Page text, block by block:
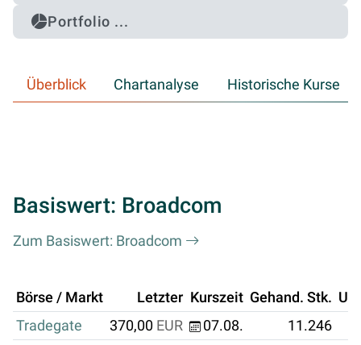
Portfolio ...
Überblick Chartanalyse Historische Kurse
Basiswert: Broadcom
Zum Basiswert: Broadcom
Börse / Markt Letzter Kurszeit Gehand. Stk.
Tradegate
370,00 EUR 07.08. 11.246